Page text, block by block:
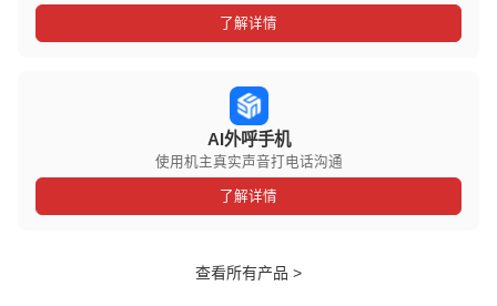
了解详情
AI外呼手机
使用机主真实声音打电话沟通
了解详情
查看所有产品 >